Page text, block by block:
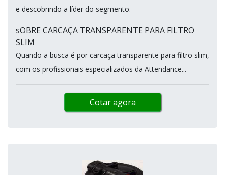
e descobrindo a líder do segmento.
sOBRE CARCAÇA TRANSPARENTE PARA FILTRO
SLIM
Quando a busca é por carcaça transparente para filtro slim,
com os profissionais especializados da Attendance...
Cotar agora